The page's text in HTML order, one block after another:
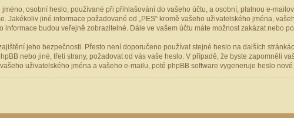
osobní heslo, používané při přihlašování do vašeho účtu, a osobní, platnou e-
Jakékoliv jiné informace požadované od „PES“ kromě vašeho uživatelského jména,
informace budou veřejně zobrazitelné. Dále ve vašem účtu máte možnost zakázat nebo
jeho bezpečnosti. Přesto není doporučeno používat stejné heslo na dalších
nebo jiné, třetí strany, požadovat od vás vaše heslo. V případě, že byste zapomněli
uživatelského jména a vašeho e-mailu, poté phpBB software vygeneruje heslo